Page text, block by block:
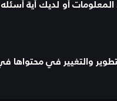
المعلومات أو لديك أية
والتغيير في محتواها